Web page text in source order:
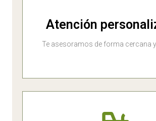
Atención
Te asesoramos de forma cercana